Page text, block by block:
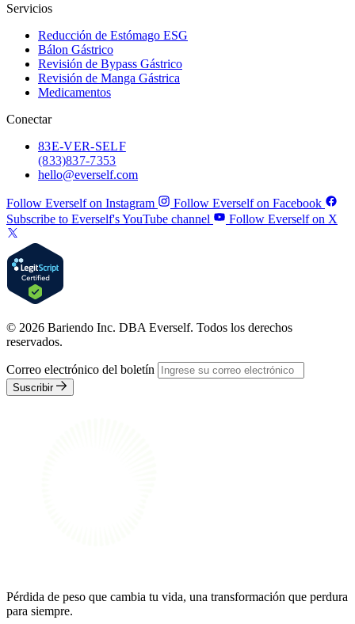
Servicios
Reducción de Estómago ESG
Bálon Gástrico
Revisión de Bypass Gástrico
Revisión de Manga Gástrica
Medicamentos
Conectar
83E-VER-SELF
(833) 837-7353
hello@everself.com
Follow Everself on Instagram
Follow Everself on Facebook
Subscribe to Everself's YouTube channel
Follow Everself on X
© 2026 Bariendo Inc. DBA Everself. Todos los derechos
reservados.
Correo electrónico del boletín
Suscribir
Pérdida de peso que cambia tu vida, una transformación que perdura
para siempre.